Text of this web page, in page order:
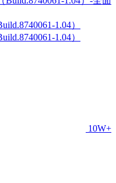
1.04）
1.04）
10W+